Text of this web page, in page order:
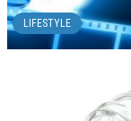
LIFESTYLE